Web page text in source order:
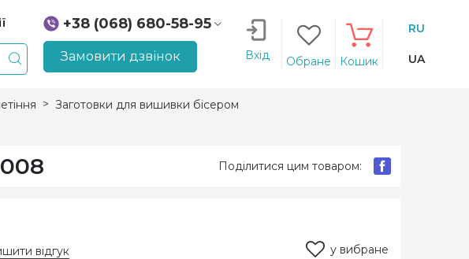
+38 (068) 680-58-95
+38 (066) 207-14-90
Замовити дзвінок Вхід Обране Кошик
RU
UA
Заготовки для вишивки бісером
Поділитися цим товаром:
відгук у вибране